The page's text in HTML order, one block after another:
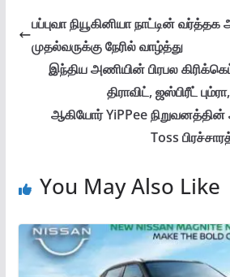
பப்புவா நியூகினியா நாட்டின்
முதல்வருக்கு நேரில் வாழ்த்து
இந்திய அணியின் பிரபல
திராவிட், ஜஸ்பிரீட்
ஆகியோர் YiPPee
Toss
You May Also Like